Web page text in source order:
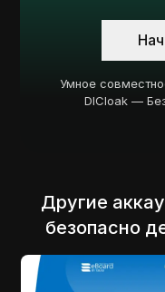
Умное
DICloak —
Другие
безопасно